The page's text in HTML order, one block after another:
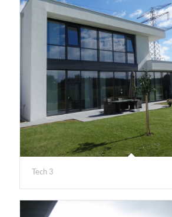
Tech 3